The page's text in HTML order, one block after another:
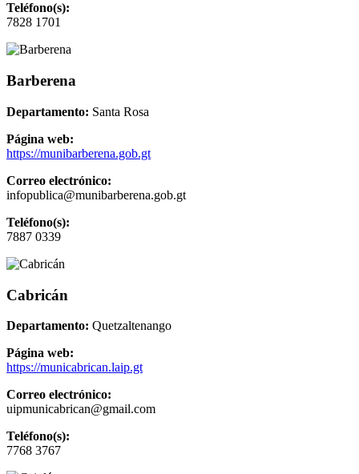
Teléfono(s):
7828 1701
Barberena
Departamento: Santa Rosa
Página web:
https://munibarberena.gob.gt
Correo electrónico:
infopublica@munibarberena.gob.gt
Teléfono(s):
7887 0339
Cabricán
Departamento: Quetzaltenango
Página web:
https://municabrican.laip.gt
Correo electrónico:
uipmunicabrican@gmail.com
Teléfono(s):
7768 3767